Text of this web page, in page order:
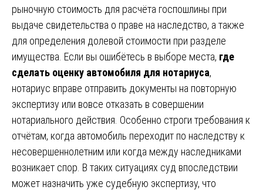
рыночную стоимость для расчёта госпошлины при
выдаче свидетельства о праве на наследство, а также
для определения долевой стоимости при разделе
имущества. Если вы ошибётесь в выборе места, где
сделать оценку автомобиля для нотариуса,
нотариус вправе отправить документы на повторную
экспертизу или вовсе отказать в совершении
нотариального действия. Особенно строги требования к
отчётам, когда автомобиль переходит по наследству к
несовершеннолетним или когда между наследниками
возникает спор. В таких ситуациях суд впоследствии
может назначить уже судебную экспертизу, что